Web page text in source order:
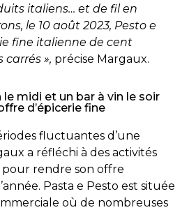
italiens… et de fil en
le 10 août 2023, Pesto e
fine italienne de cent
», précise Margaux.
midi et un bar à vin le soir
d’épicerie fine
fluctuantes d’une
a réfléchi à des activités
rendre son offre
Pasta e Pesto est située
où de nombreuses